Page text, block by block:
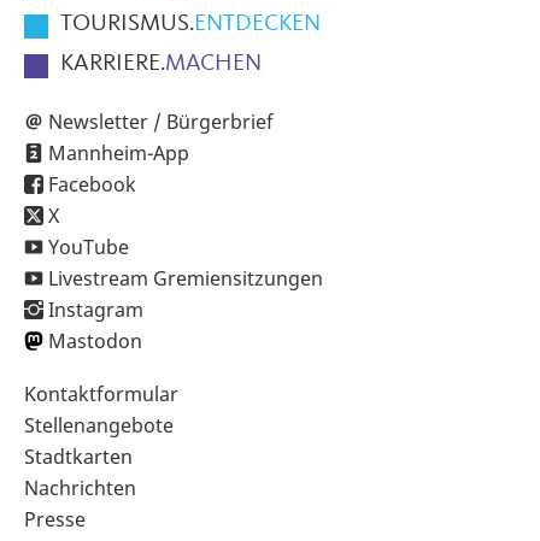
TOURISMUS.ENTDECKEN
KARRIERE.MACHEN
Newsletter / Bürgerbrief
Mannheim-App
Facebook
X
YouTube
Livestream Gremiensitzungen
Instagram
Mastodon
Sekundärnavigation
im
Fußbereich
Kontaktformular
Stellenangebote
Stadtkarten
Nachrichten
Presse